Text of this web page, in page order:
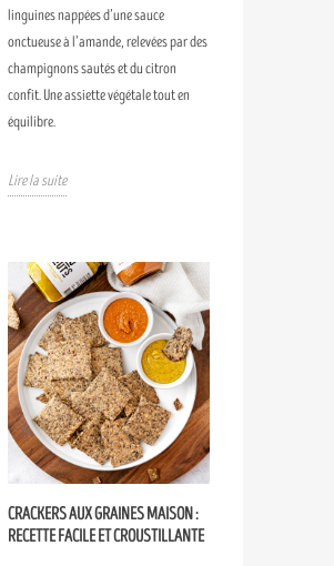
linguines nappées d’une sauce
onctueuse à l’amande, relevées par des
champignons sautés et du citron
confit. Une assiette végétale tout en
équilibre.
Lire la suite
CRACKERS AUX GRAINES MAISON :
RECETTE FACILE ET CROUSTILLANTE